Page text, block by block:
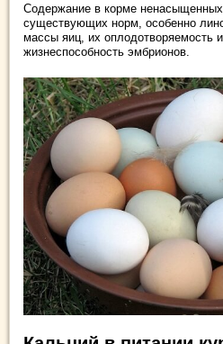
Содержание в корме
существующих норм, особенно
массы яиц, их оплодотворяемость
жизнеспособность эмбрионов.